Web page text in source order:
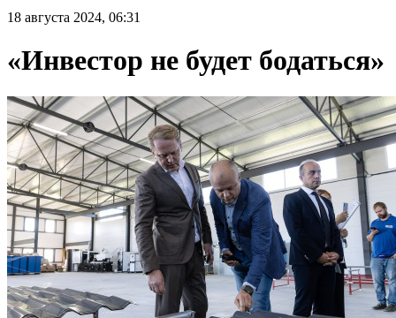
18 августа 2024, 06:31
«Инвестор не будет бодаться»